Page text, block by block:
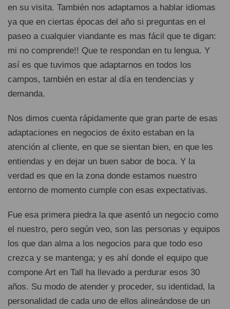
en su visita. También nos adaptamos a hablar idiomas
ya que en ciertas épocas del año si preguntas en el
paseo a cualquier viandante es mas fácil que te digan:
mi no comprende!! Que te respondan en tu lengua. Y
así es que tuvimos que adaptarnos en todos los
campos, también en estar al día en tendencias y
demanda.
Nos dimos cuenta rápidamente que gran parte de esas
adaptaciones en negocios de éxito estaban en la
atención al cliente, en que se sientan bien, en que les
entiendas y en dejar un buen sabor de boca. Y la
verdad es que en la zona donde estamos nuestro
entorno de momento cumple con esas expectativas.
Fue esa primera piedra la que asentó un negocio como
el nuestro, pero según veo, son las personas y equipos
los que dan alma a los negocios para que todo eso
crezca y se mantenga; y es ahí donde el equipo que
compone Art en Tall ha llevado a perdurar esos 30
años. Su modo de atender y proceder, su identidad, la
personalidad de cada uno de ellos alineándose de un